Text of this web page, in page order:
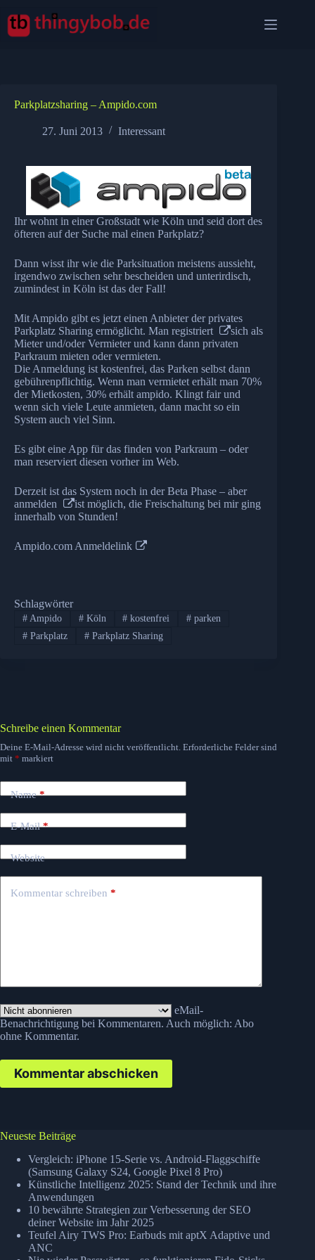
Inhalt
springen
Parkplatzsharing – Ampido.com
27. Juni 2013 Interessant
Ihr wohnt in einer Großstadt wie Köln und seid dort des
öfteren auf der Suche mal einen Parkplatz?
Dann wisst ihr wie die Parksituation meistens aussieht,
irgendwo zwischen sehr bescheiden und unterirdisch,
zumindest in Köln ist das der Fall!
Mit Ampido gibt es jetzt einen Anbieter der privates
Parkplatz Sharing ermöglicht. Man registriert
sich als
Mieter und/oder Vermieter und kann dann privaten
Parkraum mieten oder vermieten.
Die Anmeldung ist kostenfrei, das Parken selbst dann
gebührenpflichtig. Wenn man vermietet erhält man 70%
der Mietkosten, 30% erhält ampido. Klingt fair und
wenn sich viele Leute anmieten, dann macht so ein
System auch viel Sinn.
Es gibt eine App für das finden von Parkraum – oder
man reserviert diesen vorher im Web.
Derzeit ist das System noch in der Beta Phase – aber
anmelden
ist möglich, die Freischaltung bei mir ging
innerhalb von Stunden!
Ampido.com Anmeldelink
Schlagwörter
#Ampido #Köln # kostenfrei # parken
#Parkplatz #Parkplatz Sharing
Schreibe einen Kommentar
Deine E-Mail-Adresse wird nicht veröffentlicht. Erforderliche Felder sind
mit * markiert
Name*
E-Mail*
Website
Kommentar schreiben *
eMail-
Benachrichtigung bei Kommentaren. Auch möglich: Abo
ohne Kommentar.
Kommentar abschicken
Neueste Beiträge
Vergleich: iPhone 15-Serie vs. Android-Flaggschiffe
(Samsung Galaxy S24, Google Pixel 8 Pro)
Künstliche Intelligenz 2025: Stand der Technik und ihre
Anwendungen
10 bewährte Strategien zur Verbesserung der SEO
deiner Website im Jahr 2025
Teufel Airy TWS Pro: Earbuds mit aptX Adaptive und
ANC